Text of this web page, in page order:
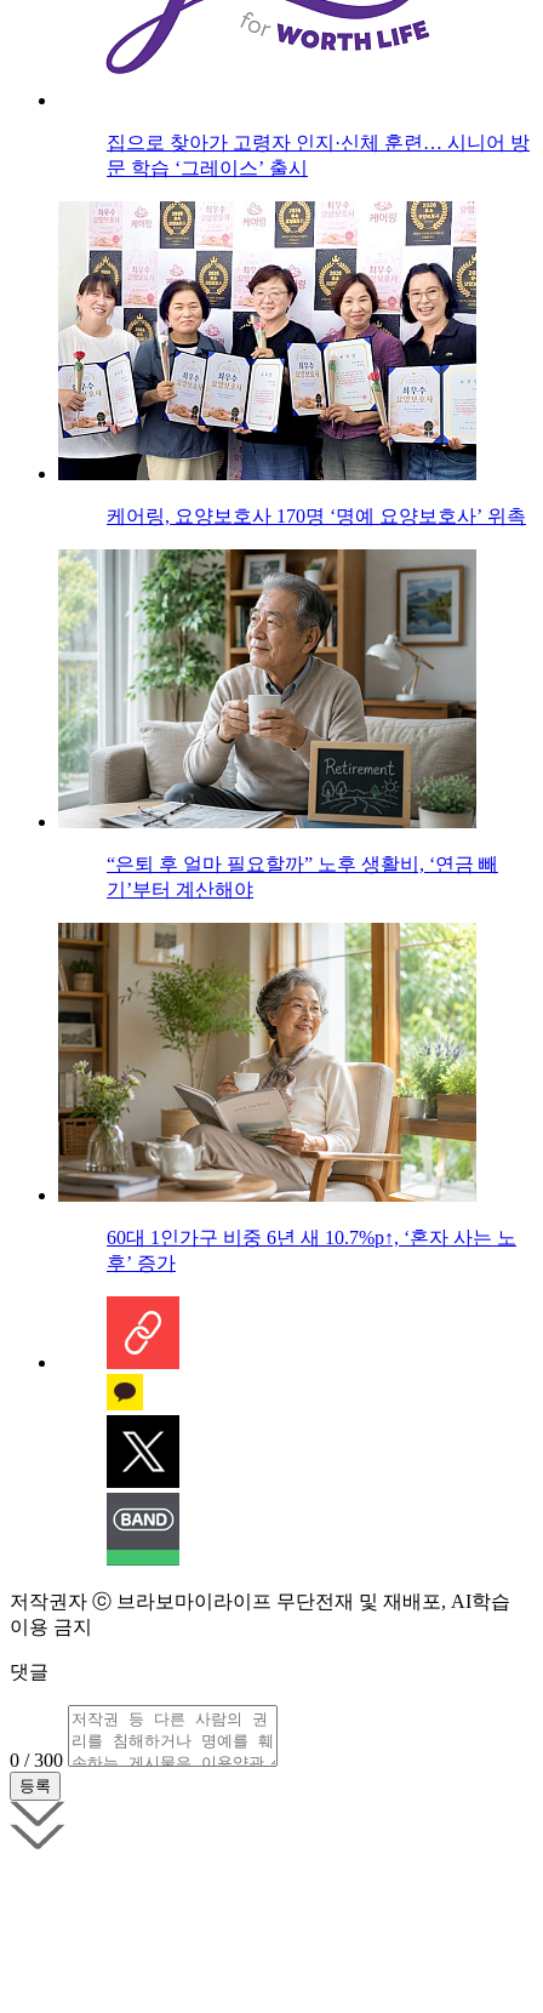
집으로 찾아가 고령자 인지·신체 훈련… 시니어 방
문 학습 ‘그레이스’ 출시
케어링, 요양보호사 170명 ‘명예 요양보호사’ 위촉
“은퇴 후 얼마 필요할까” 노후 생활비, ‘연금 빼
기’부터 계산해야
60대 1인가구 비중 6년 새 10.7%p↑, ‘혼자 사는 노
후’ 증가
저작권자 ⓒ 브라보마이라이프 무단전재 및 재배포, AI학습
이용 금지
댓글
0 / 300